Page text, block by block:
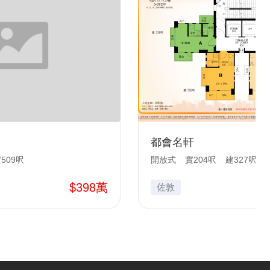
呎
$398萬
都會名軒
開放式 實204呎 建327呎
佐敦